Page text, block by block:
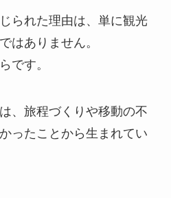
られた理由は、単に観光
はありません。
です。
、旅程づくりや移動の不
ったことから生まれてい